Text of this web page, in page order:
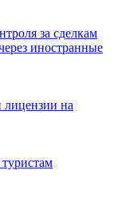
за сделкам
иностранные
лицензии на